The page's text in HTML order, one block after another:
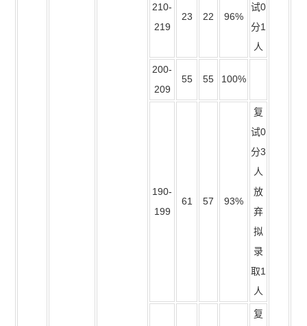
210-
219
23 22 96%
试0
分1
人
200-
209
55 55 100%
190-
199
61 57 93%
复
试0
分3
人
放
弃
拟
录
取1
人
复